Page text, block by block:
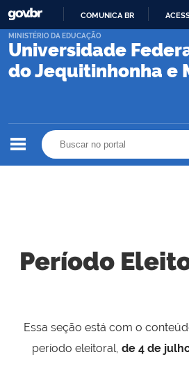
PARA
COMUNICA BR
Universidade
do Jequitinhonha e
MINISTÉRIO DA EDUCAÇÃO
Período
Essa seção está com o
período eleitoral, de 4 de